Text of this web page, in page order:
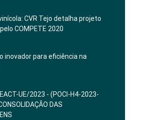
CVR Tejo detalha projeto
COMPETE 2020
inovador para eficiência na
UE/2023 - (POCI-H4-2023-
DAS